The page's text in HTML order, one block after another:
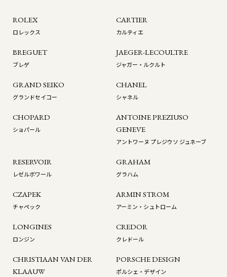
ROLEX
ロレックス
CARTIER
カルティエ
BREGUET
ブレゲ
JAEGER-LECOULTRE
ジャガー・ルクルト
GRAND SEIKO
グランドセイコー
CHANEL
シャネル
CHOPARD
ショパール
ANTOINE PREZIUSO
GENEVE
アントワーヌ プレジウソ ジュネーブ
RESERVOIR
レゼルボワール
GRAHAM
グラハム
CZAPEK
チャペック
ARMIN STROM
アーミン・シュトローム
LONGINES
ロンジン
CREDOR
クレドール
CHRISTIAAN VAN DER
KLAAUW
PORSCHE DESIGN
ポルシェ・デザイン